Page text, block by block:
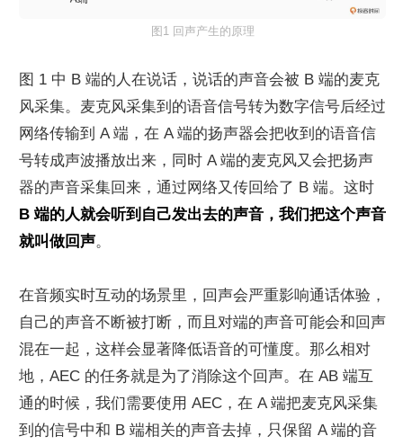
图1 回声产生的原理
图 1 中 B 端的人在说话，说话的声音会被 B 端的麦克
风采集。麦克风采集到的语音信号转为数字信号后经过
网络传输到 A 端，在 A 端的扬声器会把收到的语音信
号转成声波播放出来，同时 A 端的麦克风又会把扬声
B 端的人就会听到自己发出去的声音，我们把这个声音
就叫做回声。
在音频实时互动的场景里，回声会严重影响通话体验，
自己的声音不断被打断，而且对端的声音可能会和回声
混在一起，这样会显著降低语音的可懂度。那么相对
地，AEC 的任务就是为了消除这个回声。在 AB 端互
通的时候，我们需要使用 AEC，在 A 端把麦克风采集
到的信号中和 B 端相关的声音去掉，只保留 A 端的音